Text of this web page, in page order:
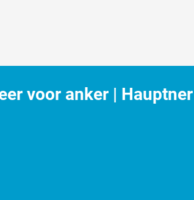
voor anker | Hauptner